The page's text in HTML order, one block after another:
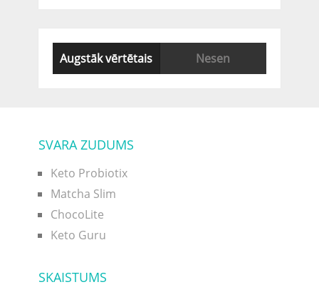
Augstāk vērtētais Nesen
SVARA ZUDUMS
Keto Probiotix
Matcha Slim
ChocoLite
Keto Guru
SKAISTUMS